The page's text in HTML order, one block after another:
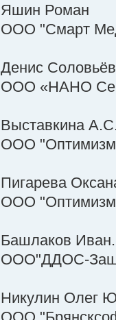
Яшин Роман
ООО "Смарт
Денис
ООО «НАНО
Выставкина
ООО
Пигарева
ООО
Башлаков Иван.
ООО"ДДОС-
Никулин Олег